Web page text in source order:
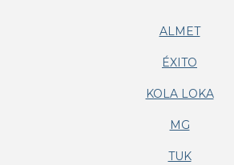
ALMET
ÉXITO
KOLA LOKA
MG
TUK